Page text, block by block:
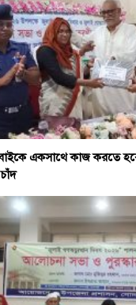
একসাথে কাজ করতে